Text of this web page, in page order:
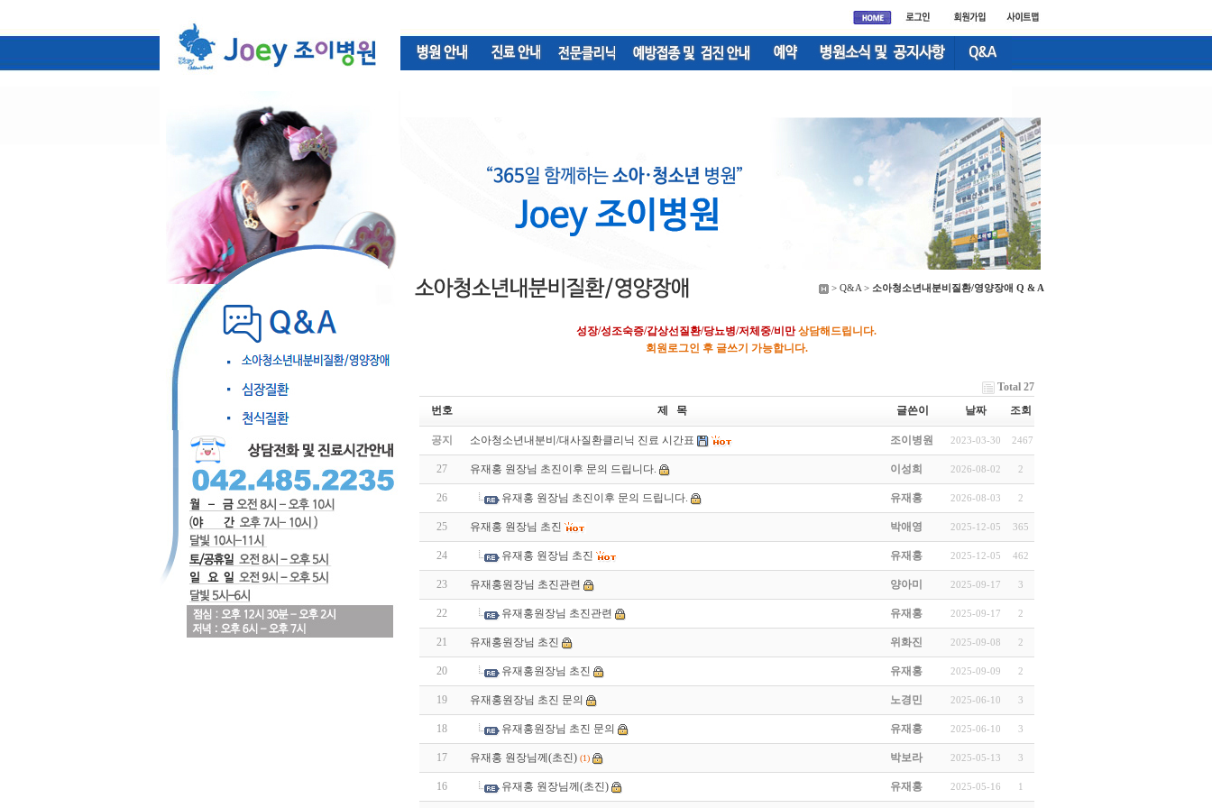
> Q&A >소아청소년내분비질환/영양장애 Q & A
성장/성조숙증/갑상선질환/당뇨병/저체중/비만상담해드립니다.
회원로그인 후 글쓰기 가능합니다.
Total 27
번호
제 목 글쓴이 날짜 조회
공지 소아청소년내분비/대사질환클리닉 진료 시간표 조이병원 2023-03-30 2467
27 유재홍 원장님 초진이후 문의 드립니다. 이성희 2026-08-02 2
26 유재홍 원장님 초진이후 문의 드립니다. 유재홍 2026-08-03 2
25 유재홍 원장님 초진 박애영 2025-12-05 365
24 유재홍 원장님 초진 유재홍 2025-12-05 462
23 유재홍원장님 초진관련 양아미 2025-09-17 3
22 유재홍원장님 초진관련 유재홍 2025-09-17 2
21 유재홍원장님 초진 위화진 2025-09-08 2
20 유재홍원장님 초진 유재홍 2025-09-09 2
19 유재홍원장님 초진 문의 노경민 2025-06-10 3
18 유재홍원장님 초진 문의 유재홍 2025-06-10 3
17 유재홍 원장님께(초진) (1) 박보라 2025-05-13 3
16 유재홍 원장님께(초진) 유재홍 2025-05-16 1